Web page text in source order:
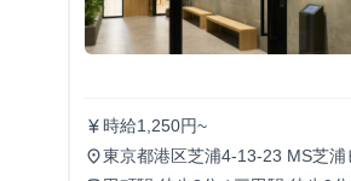
currency_yen時給1,250円~
place東京都港区芝浦4-13-23 MS芝浦